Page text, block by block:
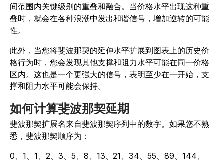
间范围内关键级别的重叠和融合。当价格水平出现这种重
叠时，就会在各种浪潮中发出和谐信号，增加逆转的可能
性。
此外，当您将斐波那契的延伸水平扩展到图表上的历史价
格行为时，您会发现其他支撑和阻力水平可能在同一价格
区内。这也是一个更强大的信号，表明至少在一开始，支
撑和阻力水平可能会保持。
如何计算斐波那契延期
斐波那契扩展名来自斐波那契序列中的数字。如果您不熟
悉，斐波那契顺序为：
0、1、1、2、3、5、8、13、21、34、55、89、144、